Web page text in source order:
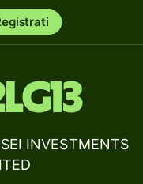
INVESTMENTS